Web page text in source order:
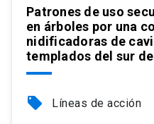
Patrones de uso
en árboles por una
nidificadoras de
templados del sur
local_offer Líneas de acción